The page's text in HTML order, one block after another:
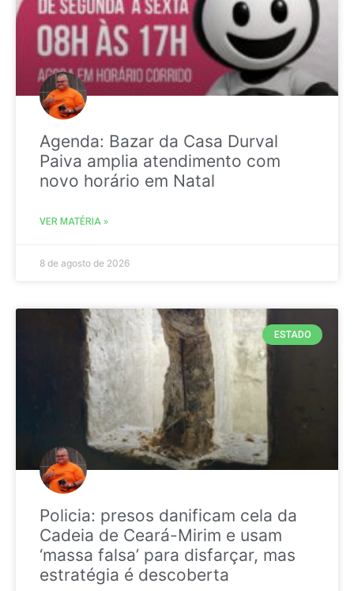
Agenda: Bazar da Casa Durval
Paiva amplia atendimento com
novo horário em Natal
VER MATÉRIA »
8 de agosto de 2026
ESTADO
Policia: presos danificam cela da
Cadeia de Ceará-Mirim e usam
‘massa falsa’ para disfarçar, mas
estratégia é descoberta